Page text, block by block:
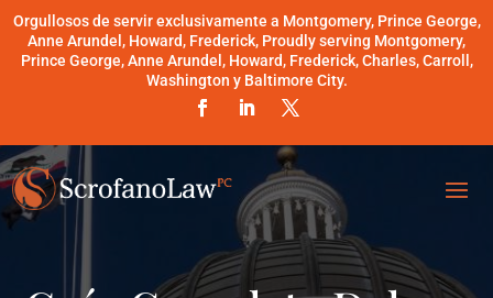
Orgullosos de servir exclusivamente a Montgomery, Prince George,
Anne Arundel, Howard, Frederick, Proudly serving Montgomery,
Prince George, Anne Arundel, Howard, Frederick, Charles, Carroll,
Washington y Baltimore City.